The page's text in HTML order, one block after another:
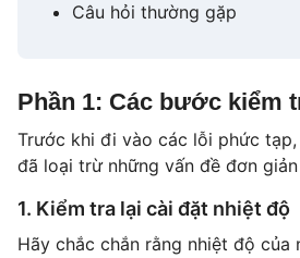
Câu hỏi thường gặp
Phần 1: Các bước kiểm
Trước khi đi vào các lỗi phức
đã loại trừ những vấn đề đơn giản
1. Kiểm tra lại cài đặt nhiệt độ
Hãy chắc chắn rằng nhiệt độ của